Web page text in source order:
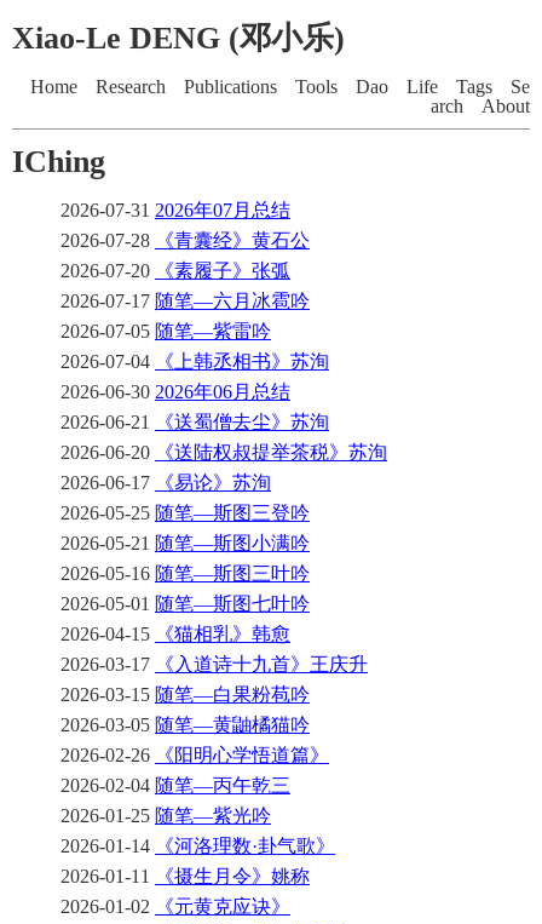
Xiao-Le DENG (邓小乐)
Home Research Publications Tools Dao Life Tags
Se
arch
About
IChing
2026-07-31 2026年07月总结
2026-07-28
《青囊经》黄石公
2026-07-20
《素履子》张弧
2026-07-17 随笔—六月冰雹吟
2026-07-05 随笔—紫雷吟
2026-07-04
《上韩丞相书》苏洵
2026-06-30 2026年06月总结
2026-06-21
《送蜀僧去尘》苏洵
2026-06-20
《送陆权叔提举茶税》苏洵
2026-06-17
《易论》苏洵
2026-05-25 随笔—斯图三登吟
2026-05-21 随笔—斯图小满吟
2026-05-16 随笔—斯图三叶吟
2026-05-01 随笔—斯图七叶吟
2026-04-15
《猫相乳》韩愈
2026-03-17
《入道诗十九首》王庆升
2026-03-15 随笔—白果粉苞吟
2026-03-05 随笔—黄鼬橘猫吟
2026-02-26
《阳明心学悟道篇》
2026-02-04 随笔—丙午乾三
2026-01-25 随笔—紫光吟
2026-01-14
《河洛理数·卦气歌》
2026-01-11
《摄生月令》姚称
2026-01-02
《元黄克应诀》